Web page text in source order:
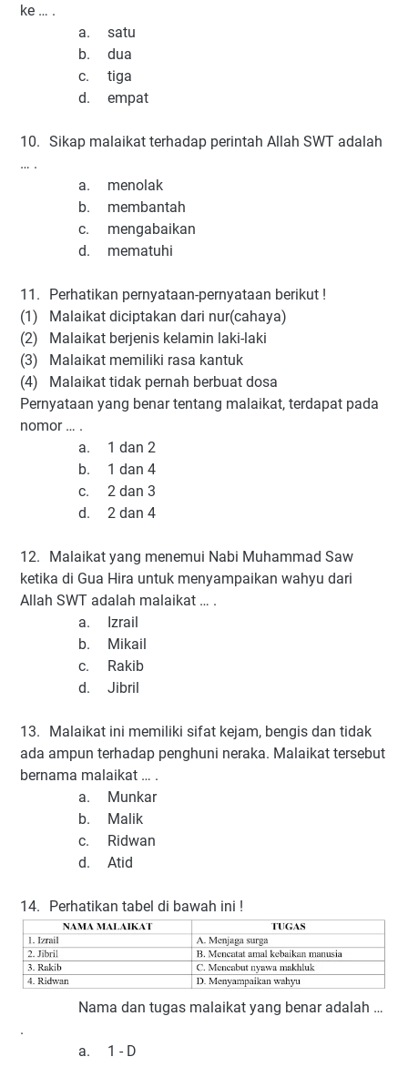
ke … .
a.
satu
b.
dua
c.
tiga
d.
empat
10. Sikap malaikat terhadap perintah Allah SWT adalah
… .
a.
menolak
b.
membantah
c.
mengabaikan
d.
mematuhi
11.
Perhatikan pernyataan-pernyataan berikut !
(1)
Malaikat diciptakan dari nur(cahaya)
(2)
Malaikat berjenis kelamin laki-laki
(3)
Malaikat memiliki rasa kantuk
(4)
Malaikat tidak pernah berbuat dosa
Pernyataan yang benar tentang malaikat, terdapat pada
nomor … .
a.
1 dan 2
b.
1 dan 4
c.
2 dan 3
d.
2 dan 4
12.
Malaikat yang menemui Nabi Muhammad Saw
ketika di Gua Hira untuk menyampaikan wahyu dari
Allah SWT adalah malaikat … .
a.
Izrail
b.
Mikail
c.
Rakib
d.
Jibril
13.
Malaikat ini memiliki sifat kejam, bengis dan tidak
ada ampun terhadap penghuni neraka. Malaikat tersebut
bernama malaikat … .
a.
Munkar
b.
Malik
c.
Ridwan
d.
Atid
14. Perhatikan tabel di bawah ini !
Nama dan tugas malaikat yang benar adalah …
.
a.
1 - D